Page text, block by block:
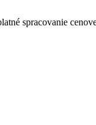
spracovanie